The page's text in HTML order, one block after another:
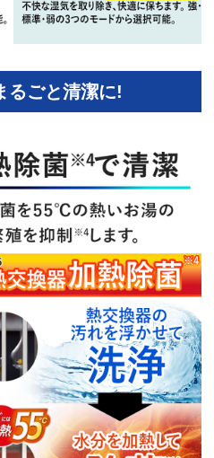
るごと清潔に!